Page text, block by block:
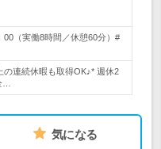
00（実働8時間／休憩60分）#
連続休暇も取得OK♪* 週休2
…
気になる